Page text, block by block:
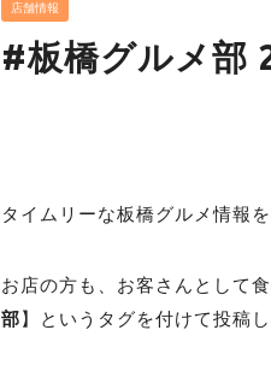
店舗情報
#板橋グルメ部
タイムリーな板橋グルメ情報
お店の方も、お客さんとして食
部】というタグを付けて投稿